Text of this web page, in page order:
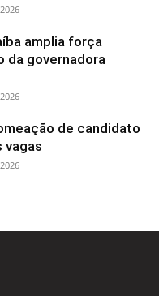
amplia força
da governadora
de candidato
vagas